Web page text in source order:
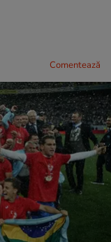
Comentează